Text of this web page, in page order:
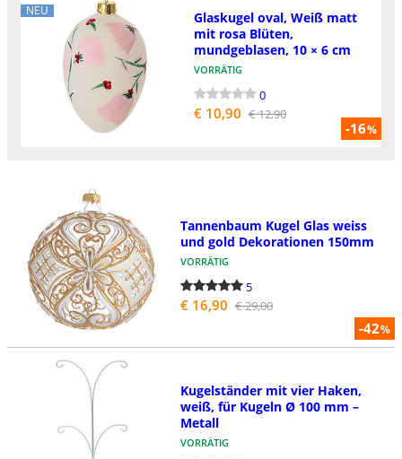
NEU
-16%
Glaskugel oval, Weiß matt
mit rosa Blüten,
mundgeblasen, 10 × 6 cm
VORRÄTIG
0
€ 10,90 € 12,90
-42%
Tannenbaum Kugel Glas weiss
und gold Dekorationen 150mm
VORRÄTIG
5
€ 16,90 € 29,00
Kugelständer mit vier Haken,
weiß, für Kugeln Ø 100 mm –
Metall
VORRÄTIG